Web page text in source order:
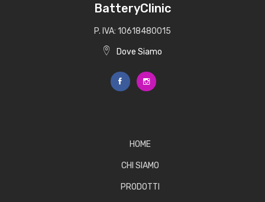
BatteryClinic
P. IVA: 10618480015
Dove Siamo
HOME
CHI SIAMO
PRODOTTI